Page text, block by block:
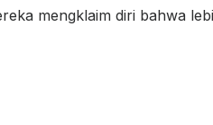
mengklaim diri bahwa